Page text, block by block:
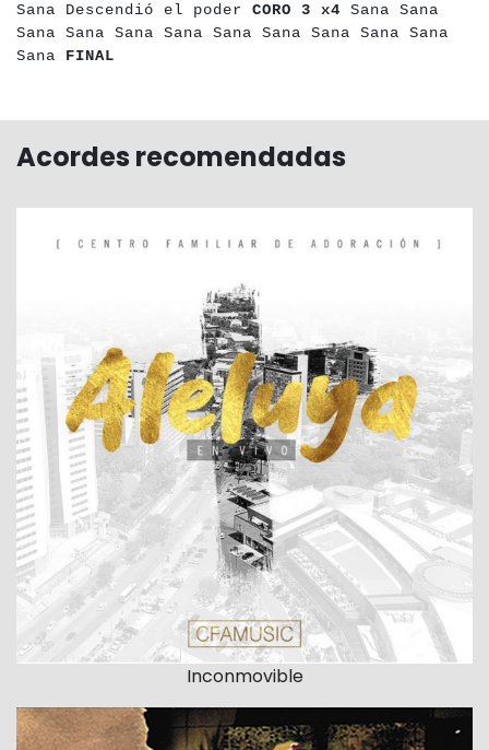
Sana Descendió el poder CORO 3 x4 Sana Sana
Sana Sana Sana Sana Sana Sana Sana Sana Sana
Sana FINAL
Acordes recomendadas
Inconmovible